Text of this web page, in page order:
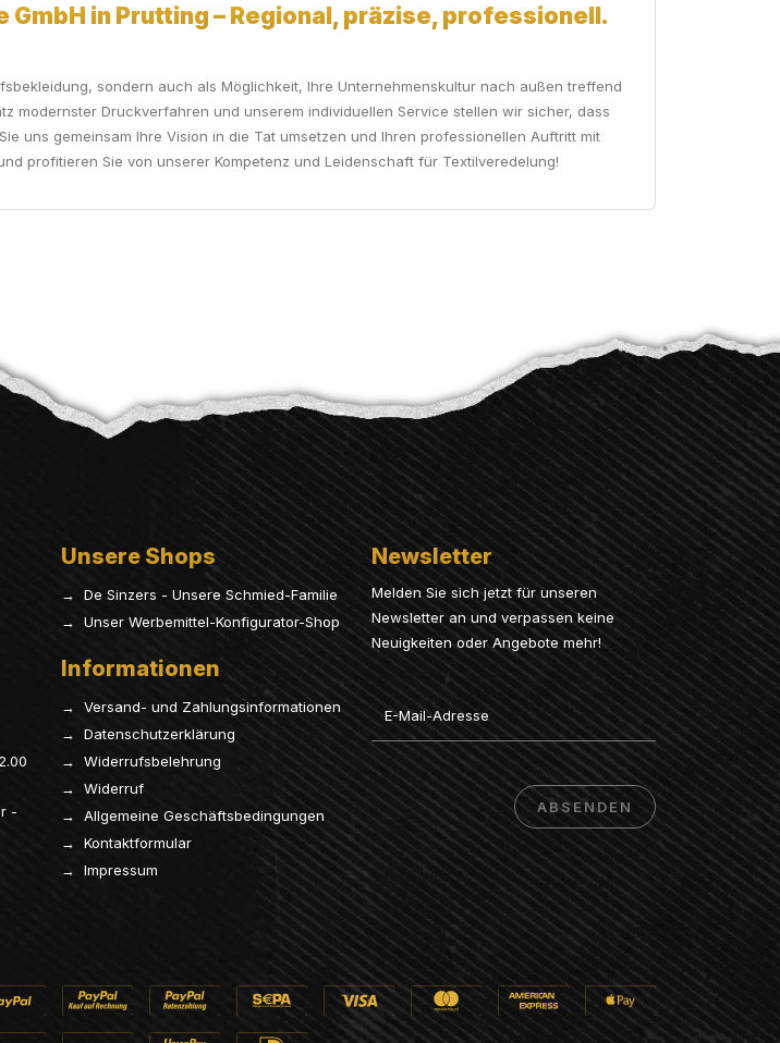
in Prutting – Regional, präzise, professionell.
sondern auch als Möglichkeit, Ihre Unternehmenskultur nach außen treffend
modernster Druckverfahren und unserem individuellen Service stellen wir sicher, dass
uns gemeinsam Ihre Vision in die Tat umsetzen und Ihren professionellen Auftritt mit
profitieren Sie von unserer Kompetenz und Leidenschaft für Textilveredelung!
-
Unsere Shops
→ De Sinzers - Unsere Schmied-Familie
→ Unser Werbemittel-Konfigurator-Shop
Informationen
→ Versand- und Zahlungsinformationen
→ Datenschutzerklärung
→ Widerrufsbelehrung
→ Widerruf
→ Allgemeine Geschäftsbedingungen
→ Kontaktformular
→ Impressum
Newsletter
Melden Sie sich jetzt für unseren
Newsletter an und verpassen keine
Neuigkeiten oder Angebote mehr!
Email
ABSENDEN